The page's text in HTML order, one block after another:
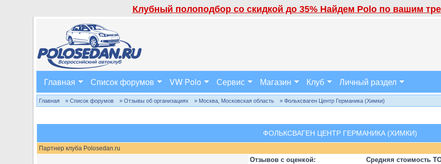
Клубный полоподбор со скидкой до 35% Найдем Polo по вашим
Главная Список форумов VW Polo Сервис Магазин Клуб Личный раздел
Главная » Список форумов » Отзывы об организациях » Москва, Московская область » Фольксваген Центр Германика (Химки)
ФОЛЬКСВАГЕН ЦЕНТР ГЕРМАНИКА (ХИМКИ)
Партнер клуба Polosedan.ru
Отзывов с оценкой:
Средняя стоимость